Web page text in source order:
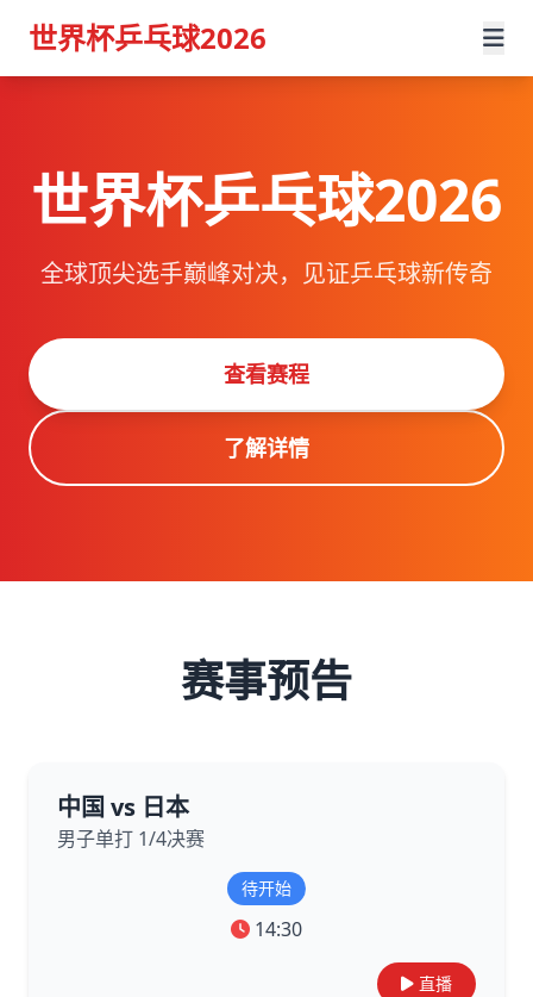
世界杯乒乓球2026
世界杯乒乓球2026
全球顶尖选手巅峰对决，见证乒乓球新传奇
查看赛程
了解详情
赛事预告
中国 vs 日本
男子单打 1/4决赛
待开始
14:30
直播